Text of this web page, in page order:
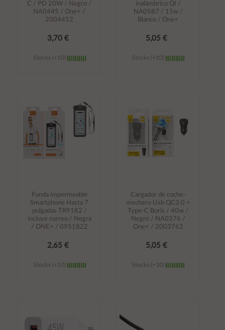
C / PD 20W / Negro /
NA0445 / One+ /
2004452
3,70 €
Stocks (+10)
inalámbrico QI /
NA0587 / 15w /
Blanco / One+
5,05 €
Stocks (+10)
Funda impermeable
Smartphone Hasta 7
pulgadas TR9182 /
incluye correo / Negra
/ ONE+ / 0951822
2,65 €
Stocks (+10)
Cargador de coche-
mechero Usb QC3.0 +
Type-C Boris / 40w /
Negro / NA0376 /
One+ / 2003762
5,05 €
Stocks (+10)